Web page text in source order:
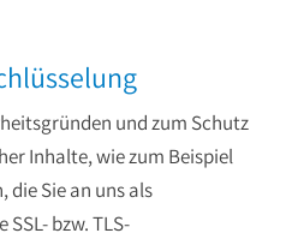
und zum Schutz
Inhalte, wie zum Beispiel
die Sie an uns als
bzw. TLS-